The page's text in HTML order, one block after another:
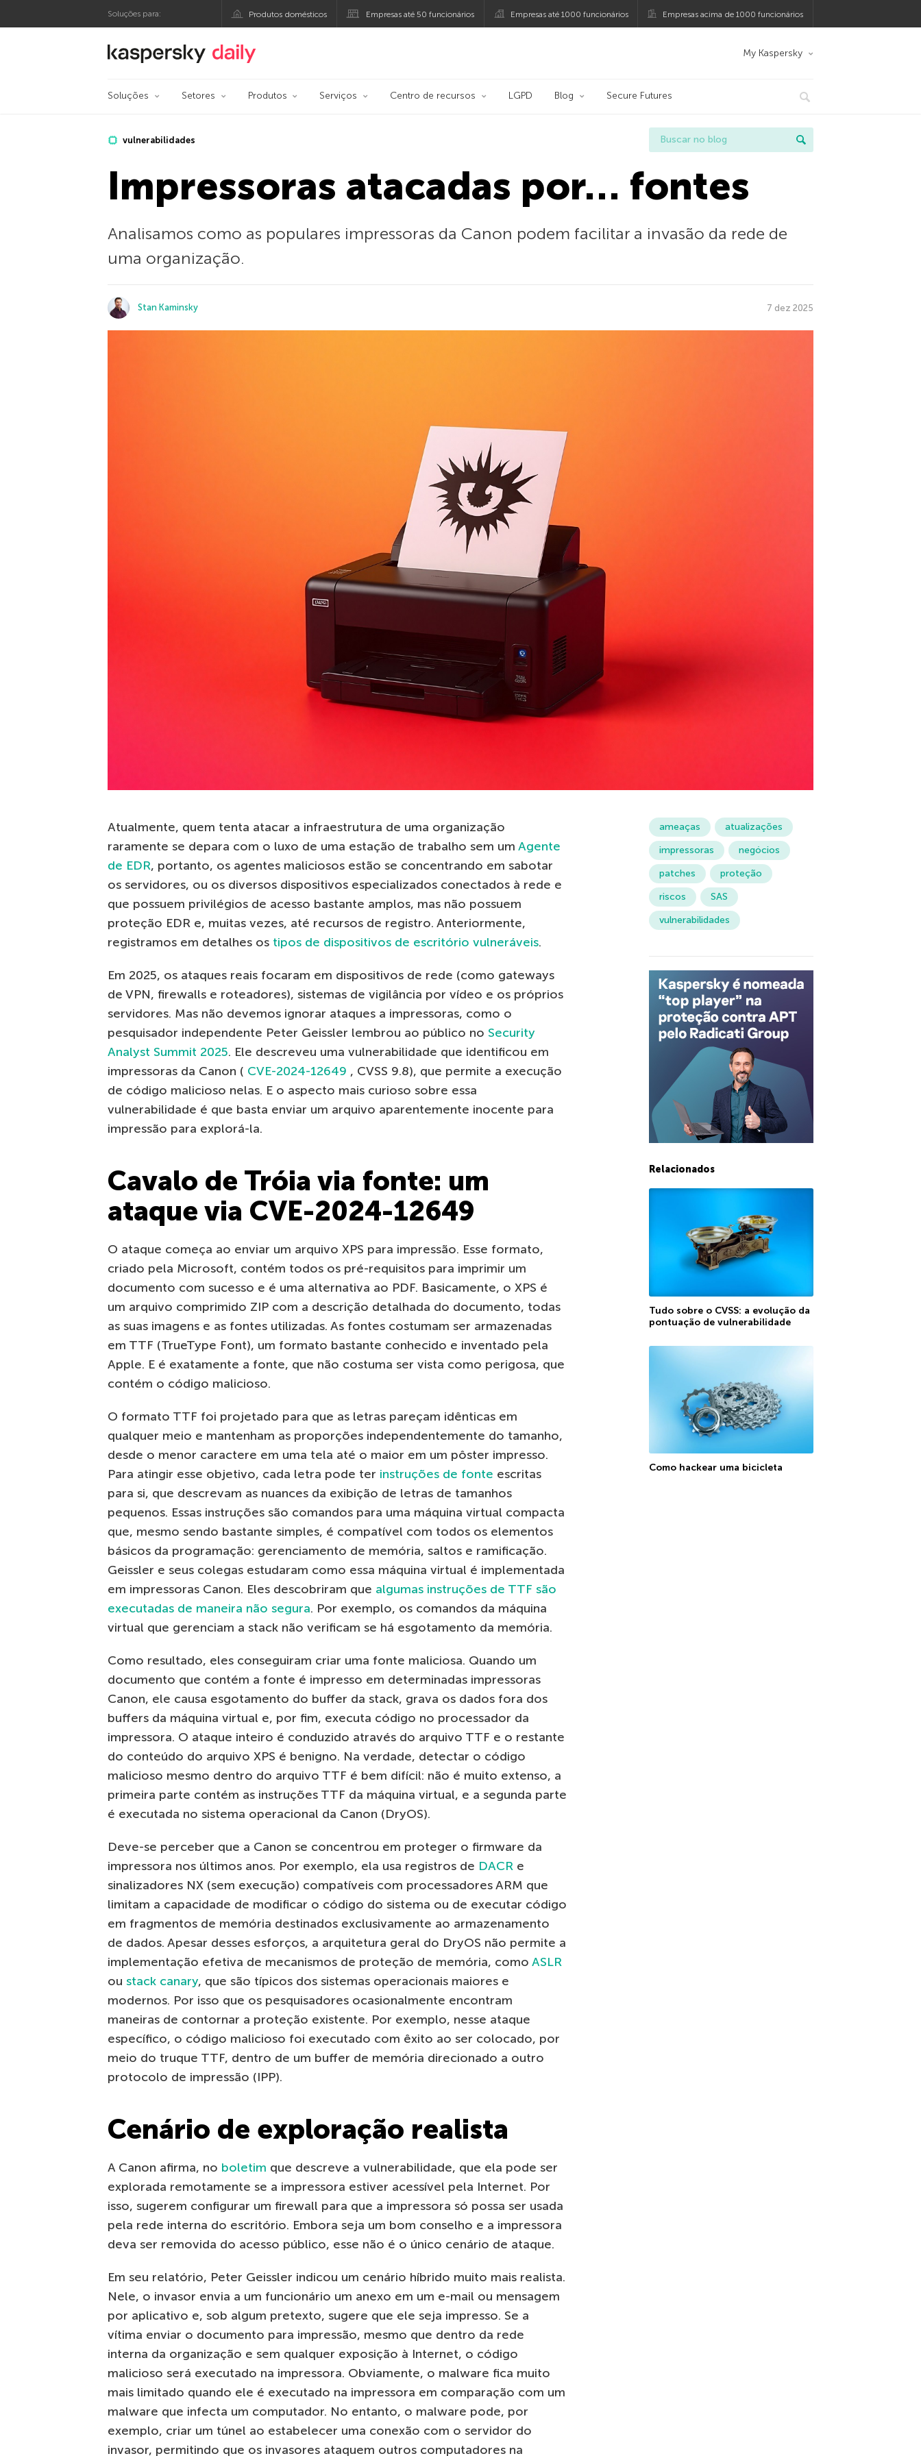
Soluções para: Produtos domésticos Empresas até 50 funcionários Empresas até 1000 funcionários Empresas acima de 1000 funcionários
Blog oficial da Kaspersky My Kaspersky
Soluções Setores Produtos Serviços Centro de recursos LGPD Blog Secure Futures
vulnerabilidades
Impressoras atacadas por… fontes
Analisamos como as populares impressoras da Canon podem facilitar a invasão da rede de
uma organização.
Stan Kaminsky 7 dez 2025
Atualmente, quem tenta atacar a infraestrutura de uma organização
raramente se depara com o luxo de uma estação de trabalho sem um Agente
de EDR, portanto, os agentes maliciosos estão se concentrando em sabotar
os servidores, ou os diversos dispositivos especializados conectados à rede e
que possuem privilégios de acesso bastante amplos, mas não possuem
proteção EDR e, muitas vezes, até recursos de registro. Anteriormente,
registramos em detalhes os tipos de dispositivos de escritório vulneráveis.
Em 2025, os ataques reais focaram em dispositivos de rede (como gateways
de VPN, firewalls e roteadores), sistemas de vigilância por vídeo e os próprios
servidores. Mas não devemos ignorar ataques a impressoras, como o
pesquisador independente Peter Geissler lembrou ao público no Security
Analyst Summit 2025. Ele descreveu uma vulnerabilidade que identificou em
impressoras da Canon ( CVE-2024-12649 , CVSS 9.8), que permite a execução
de código malicioso nelas. E o aspecto mais curioso sobre essa
vulnerabilidade é que basta enviar um arquivo aparentemente inocente para
impressão para explorá-la.
Cavalo de Tróia via fonte: um
ataque via CVE-2024-12649
O ataque começa ao enviar um arquivo XPS para impressão. Esse formato,
criado pela Microsoft, contém todos os pré-requisitos para imprimir um
documento com sucesso e é uma alternativa ao PDF. Basicamente, o XPS é
um arquivo comprimido ZIP com a descrição detalhada do documento, todas
as suas imagens e as fontes utilizadas. As fontes costumam ser armazenadas
em TTF (TrueType Font), um formato bastante conhecido e inventado pela
Apple. E é exatamente a fonte, que não costuma ser vista como perigosa, que
contém o código malicioso.
O formato TTF foi projetado para que as letras pareçam idênticas em
qualquer meio e mantenham as proporções independentemente do tamanho,
desde o menor caractere em uma tela até o maior em um pôster impresso.
Para atingir esse objetivo, cada letra pode ter instruções de fonte escritas
para si, que descrevam as nuances da exibição de letras de tamanhos
pequenos. Essas instruções são comandos para uma máquina virtual compacta
que, mesmo sendo bastante simples, é compatível com todos os elementos
básicos da programação: gerenciamento de memória, saltos e ramificação.
Geissler e seus colegas estudaram como essa máquina virtual é implementada
em impressoras Canon. Eles descobriram que algumas instruções de TTF são
executadas de maneira não segura. Por exemplo, os comandos da máquina
virtual que gerenciam a stack não verificam se há esgotamento da memória.
Como resultado, eles conseguiram criar uma fonte maliciosa. Quando um
documento que contém a fonte é impresso em determinadas impressoras
Canon, ele causa esgotamento do buffer da stack, grava os dados fora dos
buffers da máquina virtual e, por fim, executa código no processador da
impressora. O ataque inteiro é conduzido através do arquivo TTF e o restante
do conteúdo do arquivo XPS é benigno. Na verdade, detectar o código
malicioso mesmo dentro do arquivo TTF é bem difícil: não é muito extenso, a
primeira parte contém as instruções TTF da máquina virtual, e a segunda parte
é executada no sistema operacional da Canon (DryOS).
Deve-se perceber que a Canon se concentrou em proteger o firmware da
impressora nos últimos anos. Por exemplo, ela usa registros de DACR e
sinalizadores NX (sem execução) compatíveis com processadores ARM que
limitam a capacidade de modificar o código do sistema ou de executar código
em fragmentos de memória destinados exclusivamente ao armazenamento
de dados. Apesar desses esforços, a arquitetura geral do DryOS não permite a
implementação efetiva de mecanismos de proteção de memória, como ASLR
ou stack canary, que são típicos dos sistemas operacionais maiores e
modernos. Por isso que os pesquisadores ocasionalmente encontram
maneiras de contornar a proteção existente. Por exemplo, nesse ataque
específico, o código malicioso foi executado com êxito ao ser colocado, por
meio do truque TTF, dentro de um buffer de memória direcionado a outro
protocolo de impressão (IPP).
Cenário de exploração realista
A Canon afirma, no boletim que descreve a vulnerabilidade, que ela pode ser
explorada remotamente se a impressora estiver acessível pela Internet. Por
isso, sugerem configurar um firewall para que a impressora só possa ser usada
pela rede interna do escritório. Embora seja um bom conselho e a impressora
deva ser removida do acesso público, esse não é o único cenário de ataque.
Em seu relatório, Peter Geissler indicou um cenário híbrido muito mais realista.
Nele, o invasor envia a um funcionário um anexo em um e-mail ou mensagem
por aplicativo e, sob algum pretexto, sugere que ele seja impresso. Se a
vítima enviar o documento para impressão, mesmo que dentro da rede
interna da organização e sem qualquer exposição à Internet, o código
malicioso será executado na impressora. Obviamente, o malware fica muito
mais limitado quando ele é executado na impressora em comparação com um
malware que infecta um computador. No entanto, o malware pode, por
exemplo, criar um túnel ao estabelecer uma conexão com o servidor do
invasor, permitindo que os invasores ataquem outros computadores na
ameaças
atualizações
impressoras
negócios
patches
proteção
riscos
SAS
vulnerabilidades
Relacionados
Tudo sobre o CVSS: a evolução da
pontuação de vulnerabilidade
Como hackear uma bicicleta